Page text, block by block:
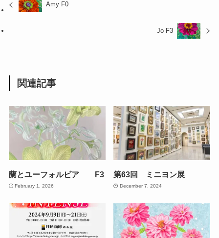
Amy F0
Jo F3
関連記事
蘭とユーフォルビア F3
February 1, 2026
第63回 ミニヨン展
December 7, 2024